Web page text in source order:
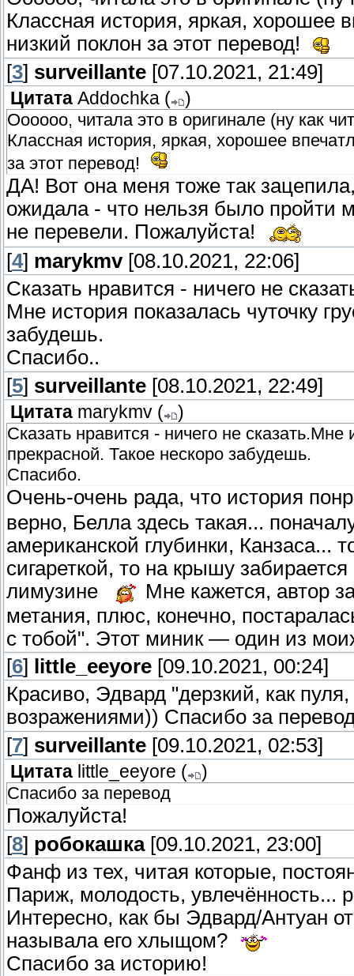
Классная история, яркая, хорошее
низкий поклон за этот перевод!
[3] surveillante [07.10.2021, 21:49]
Цитата Addochka (
)
Оооооо, читала это в оригинале (ну как
Классная история, яркая, хорошее
за этот перевод!
ДА! Вот она меня тоже так
ожидала - что нельзя было пройти
не перевели. Пожалуйста!
[4] marykmv[08.10.2021, 22:06]
Сказать нравится - ничего не
Мне история показалась чуточку
забудешь.
Спасибо..
[5] surveillante [08.10.2021, 22:49]
Цитата marykmv (
)
Сказать нравится - ничего не сказать.Мне
прекрасной. Такое нескоро забудешь.
Спасибо.
Очень-очень рада, что история
верно, Белла здесь такая...
американской глубинки, Канзаса...
сигареткой, то на крышу
лимузине
Мне кажется, автор
метания, плюс, конечно,
с тобой". Этот миник — один из
[6] little_eeyore [09.10.2021, 00:24]
Красиво, Эдвард "дерзкий, как
возражениями)) Спасибо за
[7] surveillante [09.10.2021, 02:53]
Цитата little_eeyore (
)
Спасибо за перевод
Пожалуйста!
[8] робокашка[09.10.2021, 23:00]
Фанф из тех, читая которые,
Париж, молодость, увлечённость...
Интересно, как бы Эдвард/Антуан
называла его хлыщом?
Спасибо за историю!